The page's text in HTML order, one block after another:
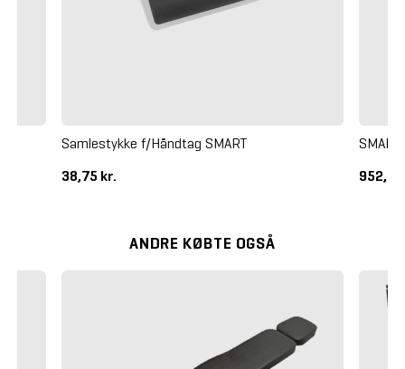
Samlestykke f/Håndtag SMART
38,75 kr.
ANDRE KØBTE OGSÅ